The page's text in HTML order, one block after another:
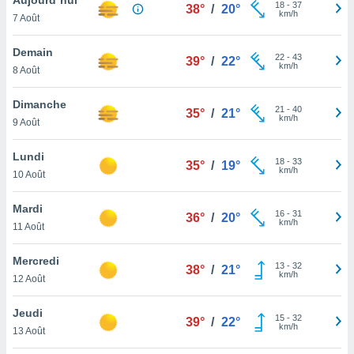
et
»,
au
vous
qu'ils
ou
le
ainsi
un
la
du
7 Août
38° / 20° 18- 37
km/h
Demain
8 Août
39° / 22° 22- 43
km/h
Dimanche
9 Août
35° / 21° 21 - 40
km/h
Lundi
10 Août
35° / 19° 18- 33
km/h
Mardi
11 Août
36° / 20° 16- 31
km/h
Mercredi
12 Août
38° / 21° 13- 32
km/h
Jeudi
13 Août
39° / 22° 15- 32
km/h